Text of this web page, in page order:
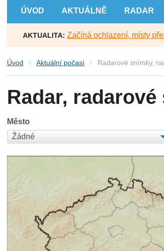
ÚVOD AKTUÁLNĚ RADAR
AKTUALITA: Začíná ochlazení, místy
Úvod Aktuální počasí Radarové snímky,
Radar,
Město